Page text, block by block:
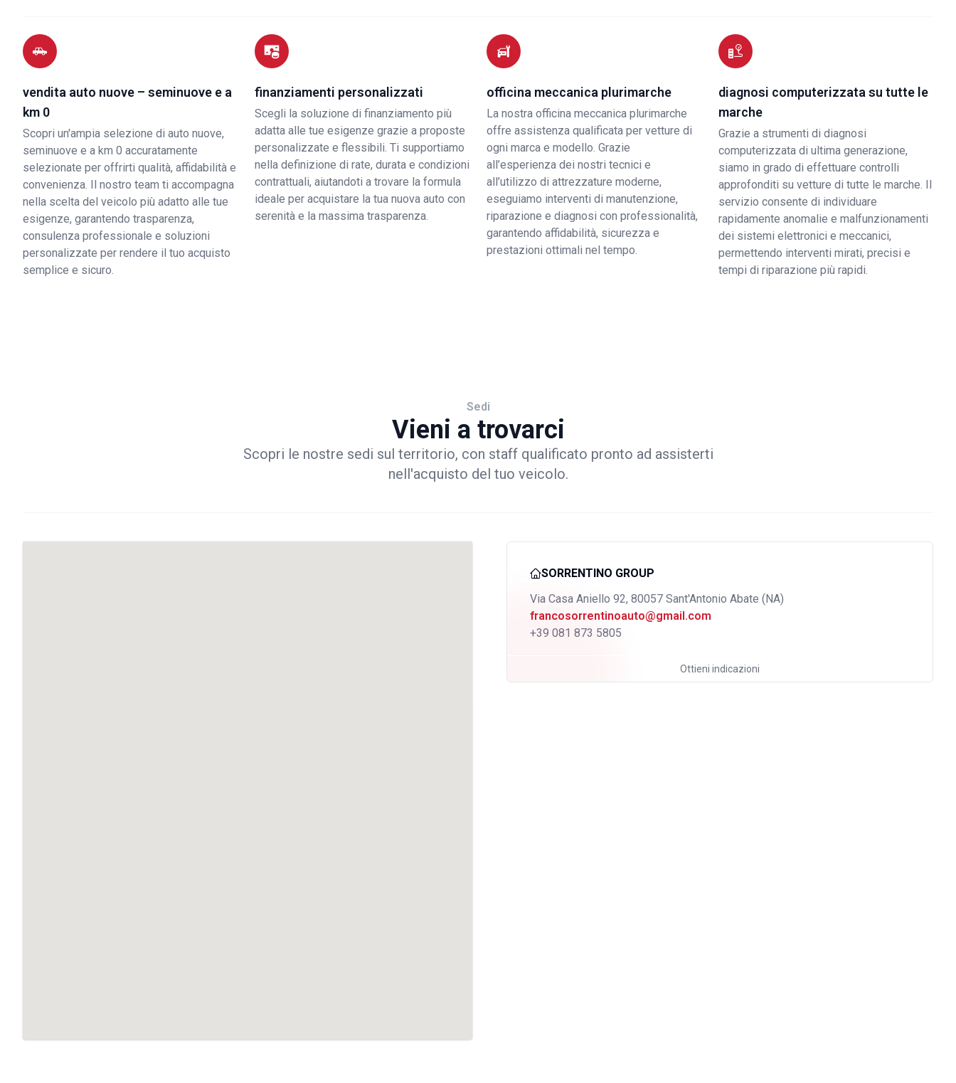
vendita auto nuove – seminuove e a
km 0
Scopri un'ampia selezione di auto nuove,
seminuove e a km 0 accuratamente
selezionate per offrirti qualità, affidabilità e
convenienza. Il nostro team ti accompagna
nella scelta del veicolo più adatto alle tue
esigenze, garantendo trasparenza,
consulenza professionale e soluzioni
personalizzate per rendere il tuo acquisto
semplice e sicuro.
finanziamenti personalizzati
Scegli la soluzione di finanziamento più
adatta alle tue esigenze grazie a proposte
personalizzate e flessibili. Ti supportiamo
nella definizione di rate, durata e condizioni
contrattuali, aiutandoti a trovare la formula
ideale per acquistare la tua nuova auto con
serenità e la massima trasparenza.
officina meccanica plurimarche
La nostra officina meccanica plurimarche
offre assistenza qualificata per vetture di
ogni marca e modello. Grazie
all’esperienza dei nostri tecnici e
all’utilizzo di attrezzature moderne,
eseguiamo interventi di manutenzione,
riparazione e diagnosi con professionalità,
garantendo affidabilità, sicurezza e
prestazioni ottimali nel tempo.
diagnosi computerizzata su tutte le
marche
Grazie a strumenti di diagnosi
computerizzata di ultima generazione,
siamo in grado di effettuare controlli
approfonditi su vetture di tutte le marche. Il
servizio consente di individuare
rapidamente anomalie e malfunzionamenti
dei sistemi elettronici e meccanici,
permettendo interventi mirati, precisi e
tempi di riparazione più rapidi.
Sedi
Vieni a trovarci
Scopri le nostre sedi sul territorio, con staff qualificato pronto ad assisterti
nell'acquisto del tuo veicolo.
SORRENTINO GROUP
Via Casa Aniello 92, 80057 Sant'Antonio Abate (NA)
francosorrentinoauto@gmail.com
+39 081 873 5805
Ottieni indicazioni